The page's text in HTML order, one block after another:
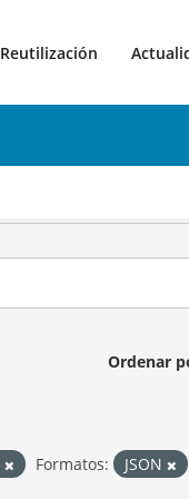
Reutilización
Ordenar
Formatos: JSON